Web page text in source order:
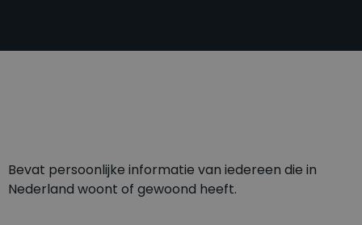
Bevat persoonlijke informatie van iedereen die in
Nederland woont of gewoond heeft.